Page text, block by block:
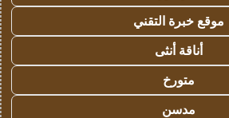
موقع خبرة التقني
أناقة أنثى
متورخ
مدسن